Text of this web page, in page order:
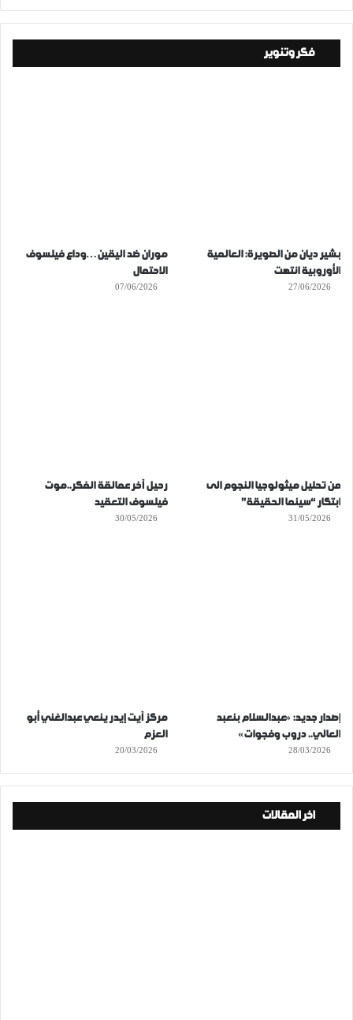
فكر وتنوير
بشير ديان من الصويرة: العالمية
الأوروبية انتهت
27/06/2026
موران ضد اليقين…وداع فيلسوف
الاحتمال
07/06/2026
من تحليل ميثولوجيا النجوم الى
ابتكار “سينما الحقيقة”
31/05/2026
رحيل آخر عمالقة الفكر..موت
فيلسوف التعقيد
30/05/2026
إصدار جديد: «عبدالسلام بنعبد
العالي.. دروب وفجوات»
28/03/2026
مركز آيت إيدر ينعي عبدالغني أبو
العزم
20/03/2026
اخر المقالات